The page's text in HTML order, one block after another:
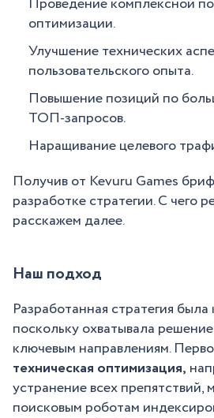
оптимизации.
Улучшение технических
пользовательского опыта.
Повышение позиций по
ТОП-запросов.
Наращивание целевого
Получив от Kevuru Games
разработке стратегии. С чего
расскажем далее.
Наш подход
Разработанная стратегия
поскольку охватывала
ключевым направлениям.
техническая оптимизация,
устранение всех
поисковым роботам